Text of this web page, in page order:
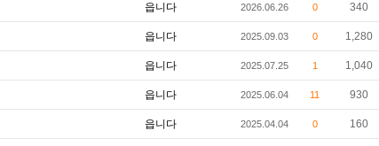
읍니다 2026.06.26 0 340
읍니다 2025.09.03 0 1,280
읍니다 2025.07.25 1 1,040
읍니다 2025.06.04 11 930
읍니다 2025.04.04 0 160